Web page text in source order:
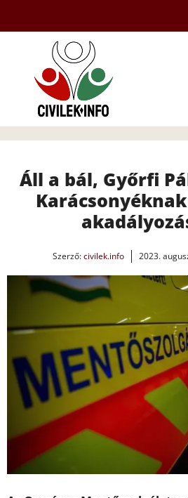
tartalomba
Áll a bál, Győrfi
Szerző:civilek.info 2023.